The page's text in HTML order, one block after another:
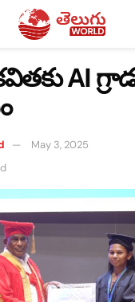
AI
May 3, 2025